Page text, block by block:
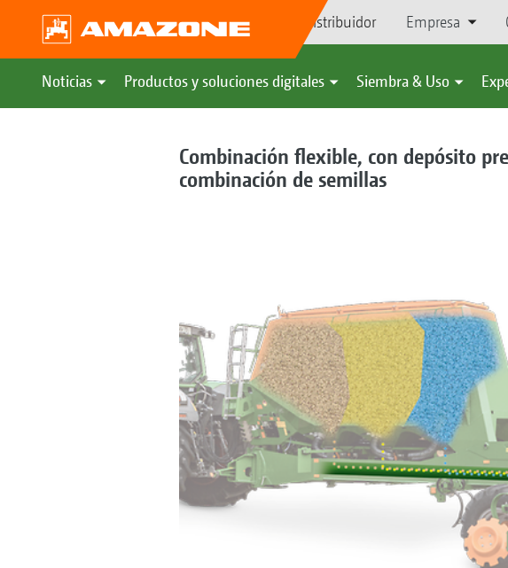
Búsqueda de distribuidor Empresa
Noticias Productos y soluciones digitales Siembra & Uso
Combinación flexible, con depósito
combinación de semillas